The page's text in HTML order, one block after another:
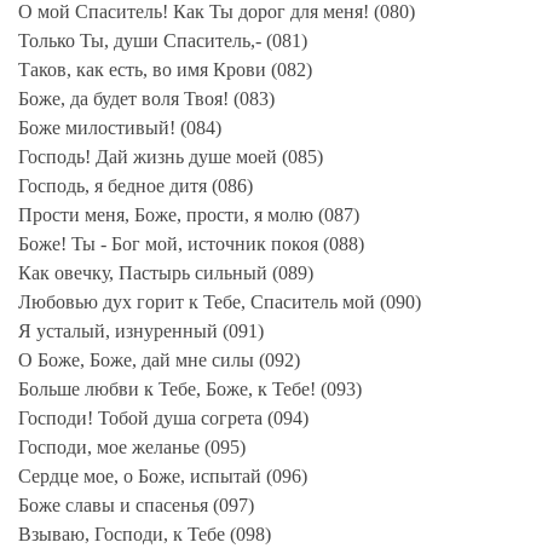
О мой Спаситель! Как Ты дорог для меня! (080)
Только Ты, души Спаситель,- (081)
Таков, как есть, во имя Крови (082)
Боже, да будет воля Твоя! (083)
Боже милостивый! (084)
Господь! Дай жизнь душе моей (085)
Господь, я бедное дитя (086)
Прости меня, Боже, прости, я молю (087)
Боже! Ты - Бог мой, источник покоя (088)
Как овечку, Пастырь сильный (089)
Любовью дух горит к Тебе, Спаситель мой (090)
Я усталый, изнуренный (091)
О Боже, Боже, дай мне силы (092)
Больше любви к Тебе, Боже, к Тебе! (093)
Господи! Тобой душа согрета (094)
Господи, мое желанье (095)
Сердце мое, о Боже, испытай (096)
Боже славы и спасенья (097)
Взываю, Господи, к Тебе (098)